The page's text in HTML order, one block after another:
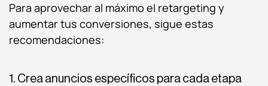
Para aprovechar al máximo el retargeting y
aumentar tus conversiones, sigue estas
recomendaciones:
1. Crea anuncios específicos para cada etapa